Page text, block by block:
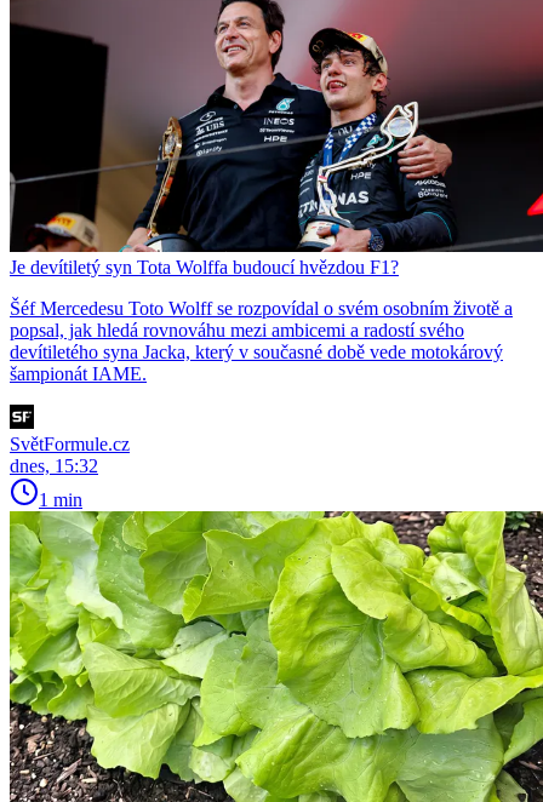
Je devítiletý syn Tota Wolffa budoucí hvězdou F1?
Šéf Mercedesu Toto Wolff se rozpovídal o svém osobním životě a
popsal, jak hledá rovnováhu mezi ambicemi a radostí svého
devítiletého syna Jacka, který v současné době vede motokárový
šampionát IAME.
SvětFormule.cz
dnes, 15:32
1 min